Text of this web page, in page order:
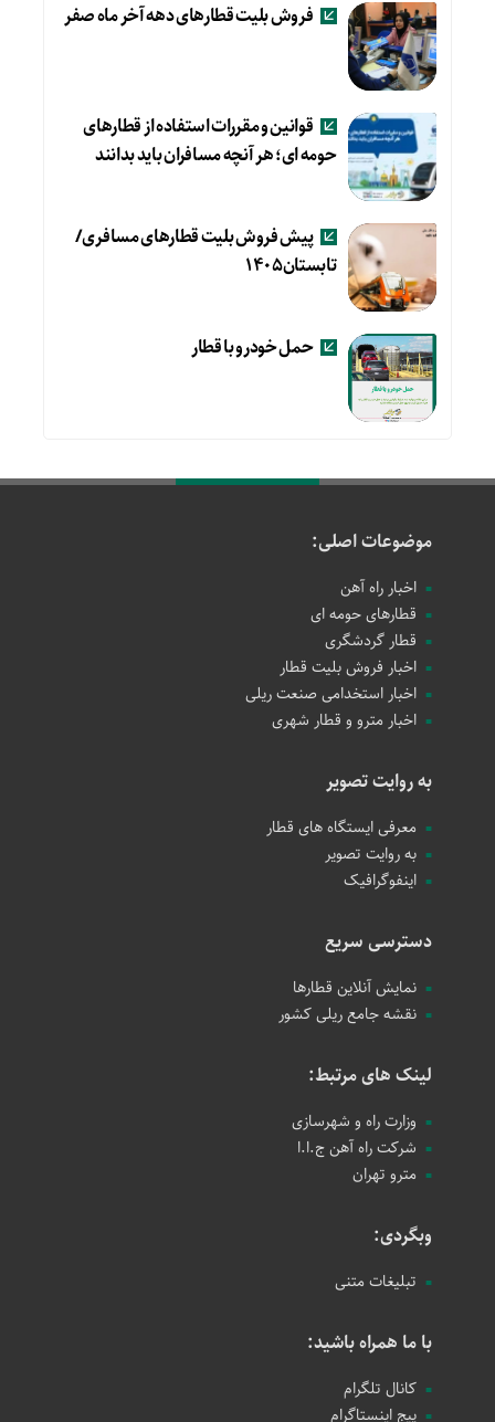
فروش بلیت قطارهای دهه آخر ماه صفر
قوانین و مقررات استفاده از قطارهای
حومه ای؛ هر آنچه مسافران باید بدانند
پیش فروش بلیت قطارهای مسافری/
تابستان۱۴۰۵
حمل خودرو با قطار
موضوعات اصلی:
اخبار راه آهن
قطارهای حومه ای
قطار گردشگری
اخبار فروش بلیت قطار
اخبار استخدامی صنعت ریلی
اخبار مترو و قطار شهری
به روایت تصویر
معرفی ایستگاه های قطار
به روایت تصویر
اینفوگرافیک
دسترسی سریع
نمایش آنلاین قطارها
نقشه جامع ریلی کشور
لینک های مرتبط:
وزارت راه و شهرسازی
شرکت راه آهن ج.ا.ا
مترو تهران
وبگردی:
تبلیغات متنی
با ما همراه باشید:
کانال تلگرام
پیج اینستاگرام